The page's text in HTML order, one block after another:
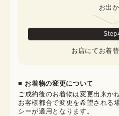
お出
Step
お店にてお着
■ お着物の変更について
ご成約後のお着物は変更出来か
お客様都合で変更を希望される
シーが適用となります。